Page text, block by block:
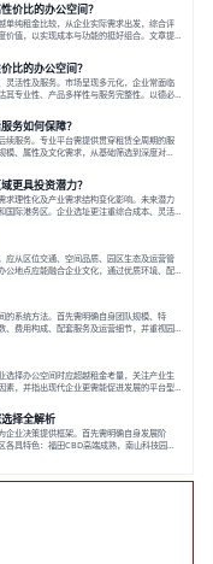
价比的办公空间？
单纯租金比较，从企业实际需求出发，综合评
价值，以实现成本与功能的挺好组合。文章提
性价比，并通过不同规模企业的实际案例加
活动与产业集聚等增值服务，是很大化空间
比的办公空间？
灵活性及服务。市场呈现多元化，企业常面临
其专业性、产品多样性与服务完整性。以德必
活产品和丰富配套，满足不同企业需求。企
竞争力的办公空间。在上海寻找合适的办公
务如何保障？
续服务。专业平台需提供贯穿租赁全周期的服
模、属性及文化需求，从基础筛选到深度对
全周期保障体系。德必集团通过标准化服务
定支持，体现了从信息撮合到深度服务的能
更具投资潜力？
求理性化及产业需求结构变化影响。未来潜力
国际港务区。企业选址更注重综合成本、灵活
营方通过空间优化与社群服务，助力企业成
写字楼市场呈现出租金持续调整的态势，这
应从区位交通、空间品质、园区生态及运营管
公地点应能融合企业文化，通过优质环境、配
对于许多正在成长或寻求稳定发展的企业而
仅关系到团队的日常工作效率与协作氛围，
的系统方法。首先需明确自身团队规模、特
、费用构成、配套服务及运营细节，并重视园
景与持续服务能力。完成线上初选后，必须
围并确认合同条款，从而做出精确决策。在
选择办公空间时应超越租金考量，关注产业生
素，并指出现代企业更需能促进发展的平台型
务生态助力企业成长，建议企业系统评估需
松江区设立或扩展办公空间的企业而言，了
择全解析
企业决策提供框架。首先需明确自身发展阶
具特色：福田CBD高端成熟，南山科技园创
注重生态与社群，适合文创、科技类企业。